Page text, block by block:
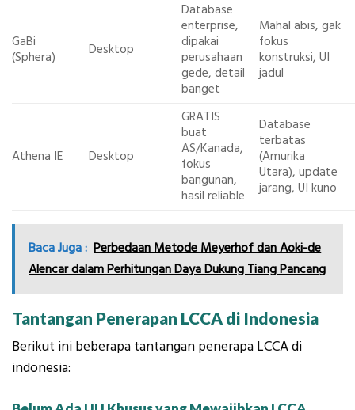
GaBi
(Sphera)
Desktop
Database
enterprise,
dipakai
perusahaan
gede, detail
banget
Mahal abis, gak
fokus
konstruksi, UI
jadul
Athena IE Desktop
GRATIS
buat
AS/Kanada,
fokus
bangunan,
hasil reliable
Database
terbatas
(Amurika
Utara), update
jarang, UI kuno
Baca Juga : Perbedaan Metode Meyerhof dan Aoki-de
Alencar dalam Perhitungan Daya Dukung Tiang Pancang
Tantangan Penerapan LCCA di Indonesia
Berikut ini beberapa tantangan penerapa LCCA di
indonesia: